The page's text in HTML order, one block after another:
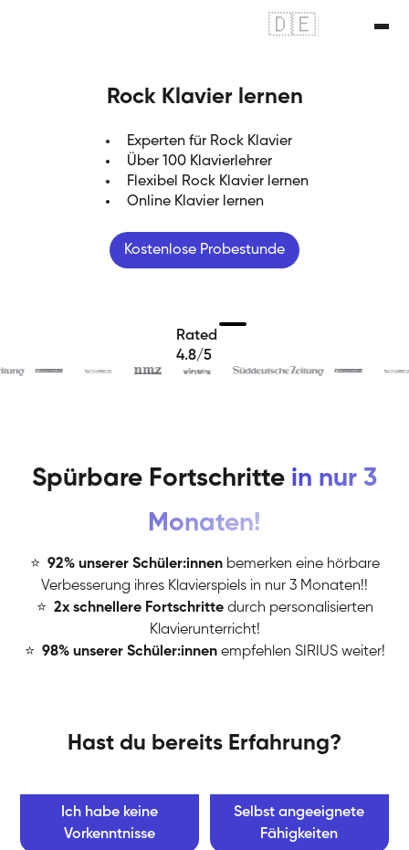
🇩🇪
Rock Klavier lernen
Experten für Rock Klavier
Über 100 Klavierlehrer
Flexibel Rock Klavier lernen
Online Klavier lernen
Kostenlose Probestunde
Rated
4.8/5
Spürbare Fortschritte in nur 3
Monaten!
⭐ 92% unserer Schüler:innen bemerken eine hörbare
Verbesserung ihres Klavierspiels in nur 3 Monaten!!
⭐ 2x schnellere Fortschritte durch personalisierten
Klavierunterricht!
⭐ 98% unserer Schüler:innen empfehlen SIRIUS weiter!
Hast du bereits Erfahrung?
Ich habe keine
Vorkenntnisse
Selbst angeeignete
Fähigkeiten